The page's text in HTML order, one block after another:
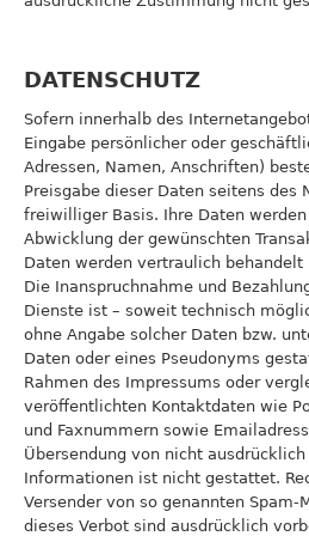
DATENSCHUTZ
Sofern innerhalb des
Eingabe persönlicher oder
Adressen, Namen, Anschriften)
Preisgabe dieser Daten seitens des
freiwilliger Basis. Ihre Daten
Abwicklung der gewünschten
Daten werden vertraulich
Die Inanspruchnahme und
Dienste ist – soweit technisch
ohne Angabe solcher Daten bzw.
Daten oder eines Pseudonyms
Rahmen des Impressums oder
veröffentlichten Kontaktdaten wie
und Faxnummern sowie
Übersendung von nicht
Informationen ist nicht gestattet.
Versender von so genannten Spam-
dieses Verbot sind ausdrücklich